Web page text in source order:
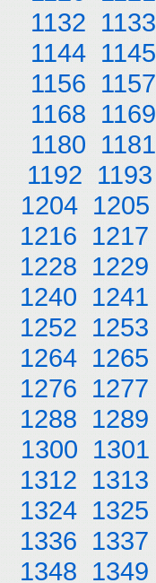
1132 1133
1144 1145
1156 1157
1168 1169
1180 1181
1192 1193
1204 1205
1216 1217
1228 1229
1240 1241
1252 1253
1264 1265
1276 1277
1288 1289
1300 1301
1312 1313
1324 1325
1336 1337
1348 1349